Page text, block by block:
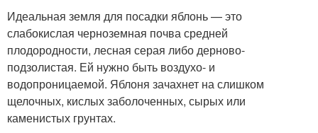
Идеальная земля для посадки яблонь — это
слабокислая черноземная почва средней
плодородности, лесная серая либо дерново-
подзолистая. Ей нужно быть воздухо- и
водопроницаемой. Яблоня зачахнет на слишком
щелочных, кислых заболоченных, сырых или
каменистых грунтах.